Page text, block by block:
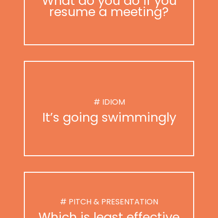
resume a meeting?
# IDIOM
It’s going swimmingly
# PITCH & PRESENTATION